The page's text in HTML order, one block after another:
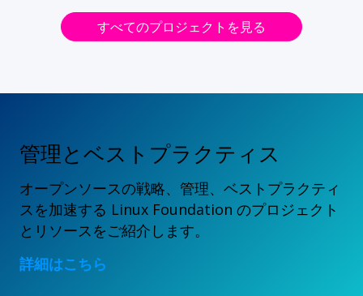
すべてのプロジェクトを見る
管理とベストプラクティス
オープンソースの戦略、管理、ベストプラクティ
スを加速する Linux Foundation のプロジェクト
とリソースをご紹介します。
詳細はこちら